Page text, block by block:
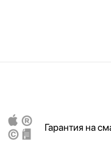
Гарантия на